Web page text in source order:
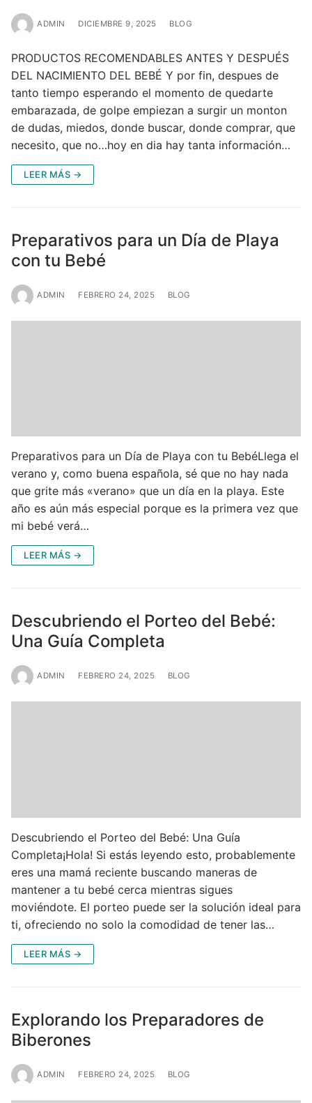
ADMIN DICIEMBRE 9, 2025 BLOG
PRODUCTOS RECOMENDABLES ANTES Y DESPUÉS
DEL NACIMIENTO DEL BEBÉ Y por fin, despues de
tanto tiempo esperando el momento de quedarte
embarazada, de golpe empiezan a surgir un monton
de dudas, miedos, donde buscar, donde comprar, que
necesito, que no…hoy en dia hay tanta información…
LEER MÁS →
Preparativos para un Día de Playa
con tu Bebé
ADMIN FEBRERO 24, 2025 BLOG
Preparativos para un Día de Playa con tu BebéLlega el
verano y, como buena española, sé que no hay nada
que grite más «verano» que un día en la playa. Este
año es aún más especial porque es la primera vez que
mi bebé verá…
LEER MÁS →
Descubriendo el Porteo del Bebé:
Una Guía Completa
ADMIN FEBRERO 24, 2025 BLOG
Descubriendo el Porteo del Bebé: Una Guía
Completa¡Hola! Si estás leyendo esto, probablemente
eres una mamá reciente buscando maneras de
mantener a tu bebé cerca mientras sigues
moviéndote. El porteo puede ser la solución ideal para
ti, ofreciendo no solo la comodidad de tener las…
LEER MÁS →
Explorando los Preparadores de
Biberones
ADMIN FEBRERO 24, 2025 BLOG